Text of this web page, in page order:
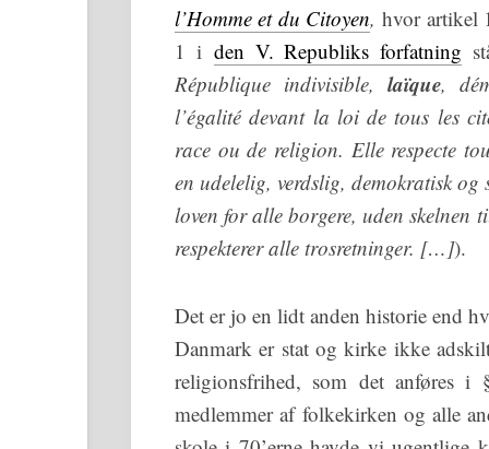
l’Homme et du Citoyen,hvor artikel
1 i den V. Republiks forfatning
République indivisible,laïque,
l’égalité devant la loi de tous les
race ou de religion. Elle respecte
en udelelig, verdslig, demokratisk
loven for alle borgere, uden
respekterer alle trosretninger. […]).
Det er jo en lidt anden historie end
Danmark er stat og kirke ikke
religionsfrihed, som det anføres
medlemmer af folkekirken og alle